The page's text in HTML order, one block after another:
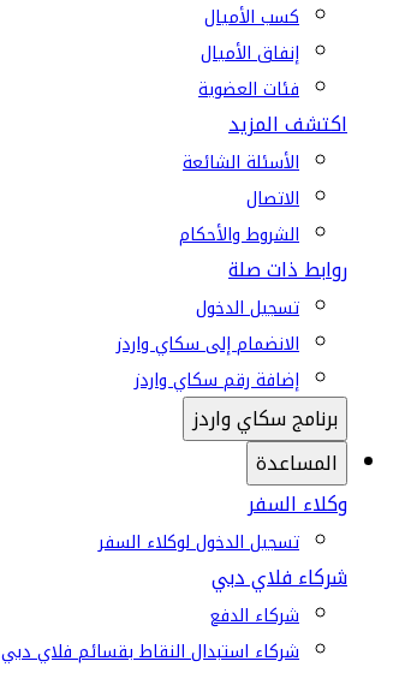
كسب الأميال
إنفاق الأميال
فئات العضوية
اكتشف المزيد
الأسئلة الشائعة
الاتصال
الشروط والأحكام
روابط ذات صلة
تسجيل الدخول
الانضمام إلى سكاي واردز
إضافة رقم سكاي واردز
برنامج سكاي واردز
المساعدة
وكلاء السفر
تسجيل الدخول لوكلاء السفر
شركاء فلاي دبي
شركاء الدفع
شركاء استبدال النقاط بقسائم فلاي دبي